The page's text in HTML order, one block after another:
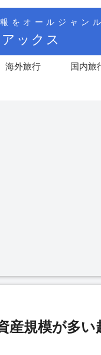
をオールジャン
ックス
海外旅行 国内旅
産規模が多